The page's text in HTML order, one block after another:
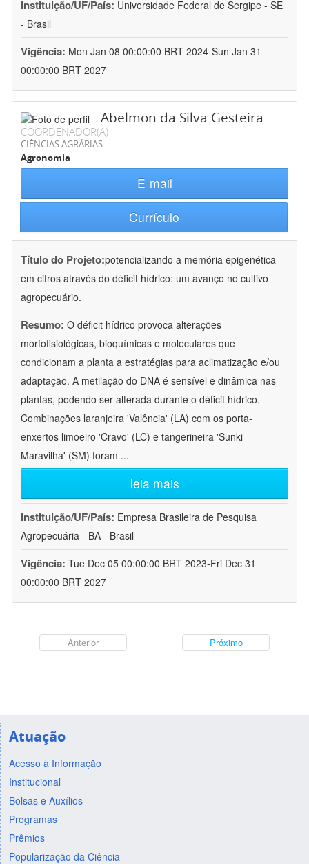
Instituição/UF/País: Universidade Federal de Sergipe - SE
- Brasil
Vigência: Mon Jan 08 00:00:00 BRT 2024-Sun Jan 31
00:00:00 BRT 2027
Abelmon da Silva Gesteira
COORDENADOR(A)
CIÊNCIAS AGRÁRIAS
Agronomia
E-mail
Currículo
Título do Projeto:potencializando a memória epigenética
em citros através do déficit hídrico: um avanço no cultivo
agropecuário.
Resumo: O déficit hídrico provoca alterações
morfofisiológicas, bioquímicas e moleculares que
condicionam a planta a estratégias para aclimatização e/ou
adaptação. A metilação do DNA é sensível e dinâmica nas
plantas, podendo ser alterada durante o déficit hídrico.
Combinações laranjeira 'Valência' (LA) com os porta-
enxertos limoeiro 'Cravo' (LC) e tangerineira 'Sunki
Maravilha' (SM) foram ...
leia mais
Instituição/UF/País: Empresa Brasileira de Pesquisa
Agropecuária - BA - Brasil
Vigência: Tue Dec 05 00:00:00 BRT 2023-Fri Dec 31
00:00:00 BRT 2027
Anterior Próximo
Atuação
Acesso à Informação
Institucional
Bolsas e Auxílios
Programas
Prêmios
Popularização da Ciência